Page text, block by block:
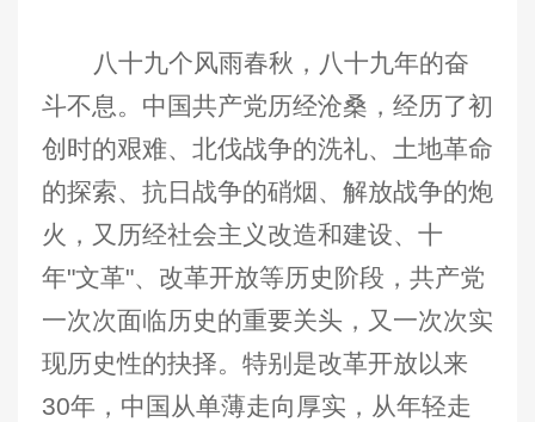
八十九个风雨春秋，八十九年的奋
斗不息。中国共产党历经沧桑，经历了初
创时的艰难、北伐战争的洗礼、土地革命
的探索、抗日战争的硝烟、解放战争的炮
火，又历经社会主义改造和建设、十
年"文革"、改革开放等历史阶段，共产党
一次次面临历史的重要关头，又一次次实
现历史性的抉择。特别是改革开放以来
30年，中国从单薄走向厚实，从年轻走